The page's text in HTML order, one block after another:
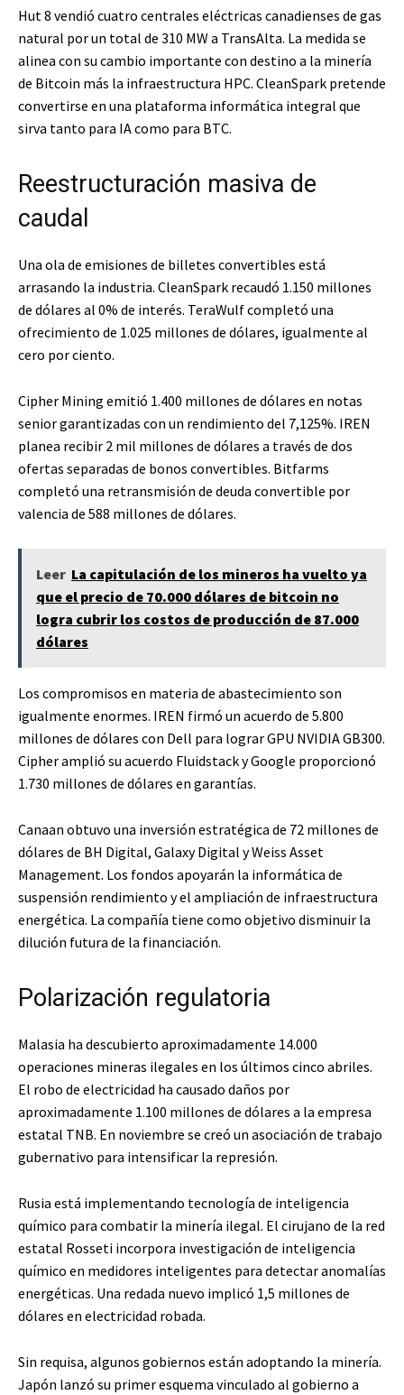
Hut 8 vendió cuatro centrales eléctricas canadienses de gas
natural por un total de 310 MW a TransAlta. La medida se
alinea con su cambio importante con destino a la minería
de Bitcoin más la infraestructura HPC. CleanSpark pretende
convertirse en una plataforma informática integral que
sirva tanto para IA como para BTC.
Reestructuración masiva de
caudal
Una ola de emisiones de billetes convertibles está
arrasando la industria. CleanSpark recaudó 1.150 millones
de dólares al 0% de interés. TeraWulf completó una
ofrecimiento de 1.025 millones de dólares, igualmente al
cero por ciento.
Cipher Mining emitió 1.400 millones de dólares en notas
senior garantizadas con un rendimiento del 7,125%. IREN
planea recibir 2 mil millones de dólares a través de dos
ofertas separadas de bonos convertibles. Bitfarms
completó una retransmisión de deuda convertible por
valencia de 588 millones de dólares.
Leer La capitulación de los mineros ha vuelto ya
que el precio de 70.000 dólares de bitcoin no
logra cubrir los costos de producción de 87.000
dólares
Los compromisos en materia de abastecimiento son
igualmente enormes. IREN firmó un acuerdo de 5.800
millones de dólares con Dell para lograr GPU NVIDIA GB300.
Cipher amplió su acuerdo Fluidstack y Google proporcionó
1.730 millones de dólares en garantías.
Canaan obtuvo una inversión estratégica de 72 millones de
dólares de BH Digital, Galaxy Digital y Weiss Asset
Management. Los fondos apoyarán la informática de
suspensión rendimiento y el ampliación de infraestructura
energética. La compañía tiene como objetivo disminuir la
dilución futura de la financiación.
Polarización regulatoria
Malasia ha descubierto aproximadamente 14.000
operaciones mineras ilegales en los últimos cinco abriles.
El robo de electricidad ha causado daños por
aproximadamente 1.100 millones de dólares a la empresa
estatal TNB. En noviembre se creó un asociación de trabajo
gubernativo para intensificar la represión.
Rusia está implementando tecnología de inteligencia
químico para combatir la minería ilegal. El cirujano de la red
estatal Rosseti incorpora investigación de inteligencia
químico en medidores inteligentes para detectar anomalías
energéticas. Una redada nuevo implicó 1,5 millones de
dólares en electricidad robada.
Sin requisa, algunos gobiernos están adoptando la minería.
Japón lanzó su primer esquema vinculado al gobierno a